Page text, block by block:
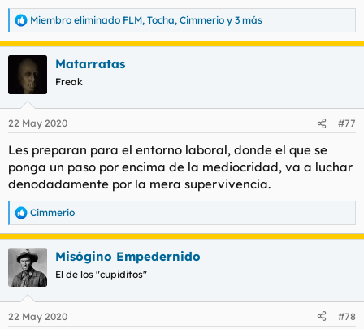
R
e
a
e
:
Miembro eliminado FLM, Tocha, Cimmerio y 3 más
Matarratas
Freak
22 May 2020 #77
Les preparan para el entorno laboral, donde el que se
ponga un paso por encima de la mediocridad, va a luchar
denodadamente por la mera supervivencia.
R
e
a
c
i
e
Cimmerio
Misógino Empedernido
El de los "cupiditos"
22 May 2020 #78